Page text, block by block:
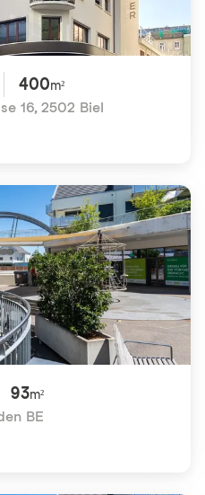
400m²
16, 2502 Biel
93m²
BE